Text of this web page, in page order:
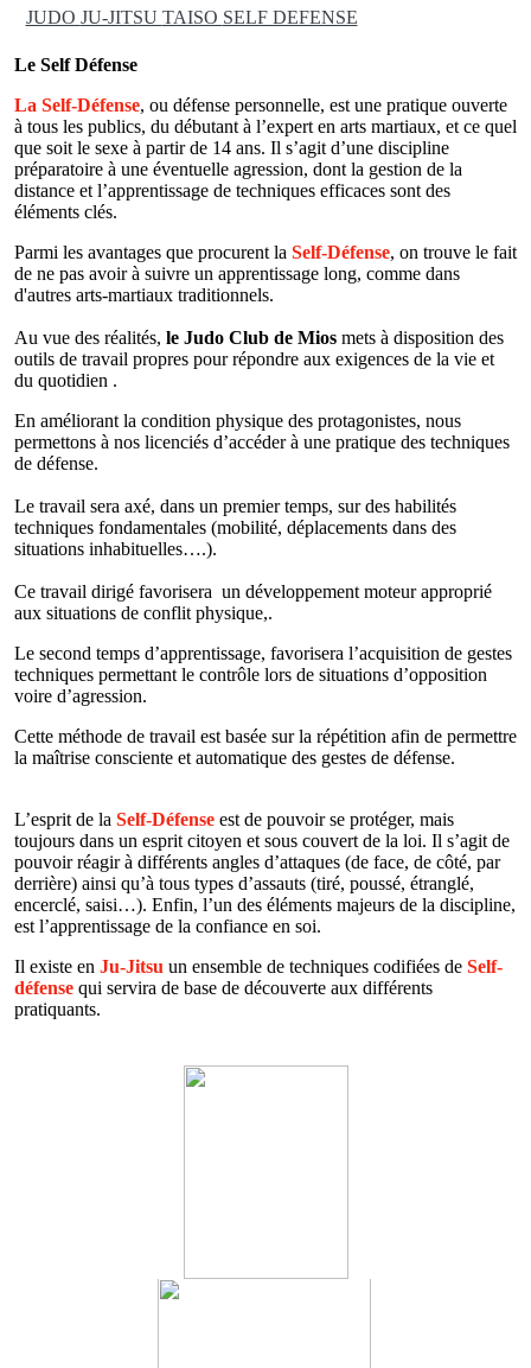
JUDO JU-JITSU TAISO SELF DEFENSE
Le Self Défense
La Self-Défense, ou défense personnelle, est une pratique ouverte
à tous les publics, du débutant à l’expert en arts martiaux, et ce quel
que soit le sexe à partir de 14 ans. Il s’agit d’une discipline
préparatoire à une éventuelle agression, dont la gestion de la
distance et l’apprentissage de techniques efficaces sont des
éléments clés.
Parmi les avantages que procurent la Self-Défense, on trouve le fait
de ne pas avoir à suivre un apprentissage long, comme dans
d'autres arts-martiaux traditionnels.
Au vue des réalités, le Judo Club de Mios mets à disposition des
outils de travail propres pour répondre aux exigences de la vie et
du quotidien .
En améliorant la condition physique des protagonistes, nous
permettons à nos licenciés d’accéder à une pratique des techniques
de défense.
Le travail sera axé, dans un premier temps, sur des habilités
techniques fondamentales (mobilité, déplacements dans des
situations inhabituelles….).
Ce travail dirigé favorisera un développement moteur approprié
aux situations de conflit physique,.
Le second temps d’apprentissage, favorisera l’acquisition de gestes
techniques permettant le contrôle lors de situations d’opposition
voire d’agression.
Cette méthode de travail est basée sur la répétition afin de permettre
la maîtrise consciente et automatique des gestes de défense.
L’esprit de la Self-Défense est de pouvoir se protéger, mais
toujours dans un esprit citoyen et sous couvert de la loi. Il s’agit de
pouvoir réagir à différents angles d’attaques (de face, de côté, par
derrière) ainsi qu’à tous types d’assauts (tiré, poussé, étranglé,
encerclé, saisi…). Enfin, l’un des éléments majeurs de la discipline,
est l’apprentissage de la confiance en soi.
Il existe en Ju-Jitsu un ensemble de techniques codifiées de Self-
défense qui servira de base de découverte aux différents
pratiquants.